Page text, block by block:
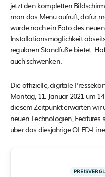
jetzt den kompletten
man das Menü aufruft, dafür
wurde noch ein Foto des
Installationsmöglichkeit
regulären Standfüße bietet.
auch schwenken.
Die offizielle, digitale
Montag, 11. Januar 2021 um
diesem Zeitpunkt erwarten wir
neuen Technologien, Features
über das diesjährige OLED-